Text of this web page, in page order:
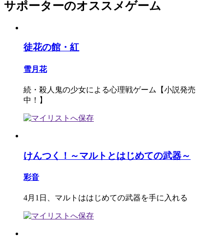
サポーターのオススメゲーム
徒花の館・紅
雪月花
続・殺人鬼の少女による心理戦ゲーム【小説発売
中！】
けんつく！～マルトとはじめての武器～
彩音
4月1日、マルトははじめての武器を手に入れる